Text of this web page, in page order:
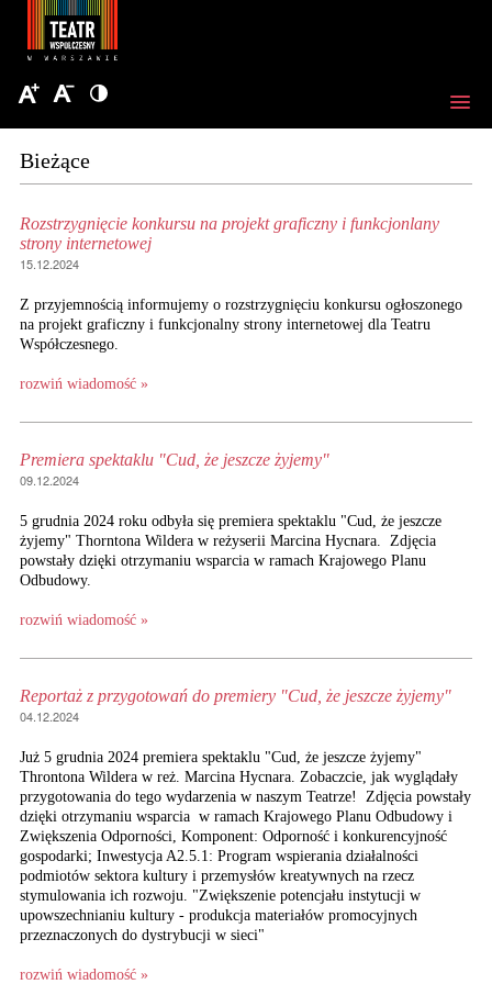
Bieżące
Rozstrzygnięcie konkursu na projekt graficzny i funkcjonlany
strony internetowej
15.12.2024
Z przyjemnością informujemy o rozstrzygnięciu konkursu ogłoszonego
na projekt graficzny i funkcjonalny strony internetowej dla Teatru
Współczesnego.
rozwiń wiadomość »
Premiera spektaklu "Cud, że jeszcze żyjemy"
09.12.2024
5 grudnia 2024 roku odbyła się premiera spektaklu "Cud, że jeszcze
żyjemy" Thorntona Wildera w reżyserii Marcina Hycnara. Zdjęcia
powstały dzięki otrzymaniu wsparcia w ramach Krajowego Planu
Odbudowy.
rozwiń wiadomość »
Reportaż z przygotowań do premiery "Cud, że jeszcze żyjemy"
04.12.2024
Już 5 grudnia 2024 premiera spektaklu "Cud, że jeszcze żyjemy"
Throntona Wildera w reż. Marcina Hycnara. Zobaczcie, jak wyglądały
przygotowania do tego wydarzenia w naszym Teatrze! Zdjęcia powstały
dzięki otrzymaniu wsparcia w ramach Krajowego Planu Odbudowy i
Zwiększenia Odporności, Komponent: Odporność i konkurencyjność
gospodarki; Inwestycja A2.5.1: Program wspierania działalności
podmiotów sektora kultury i przemysłów kreatywnych na rzecz
stymulowania ich rozwoju. "Zwiększenie potencjału instytucji w
upowszechnianiu kultury - produkcja materiałów promocyjnych
przeznaczonych do dystrybucji w sieci"
rozwiń wiadomość »